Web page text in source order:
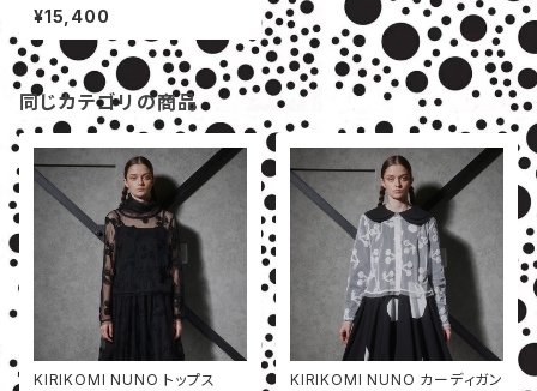
¥15,400
同じカテゴリの商品
KIRIKOMI NUNO トップス KIRIKOMI NUNO カーディガン